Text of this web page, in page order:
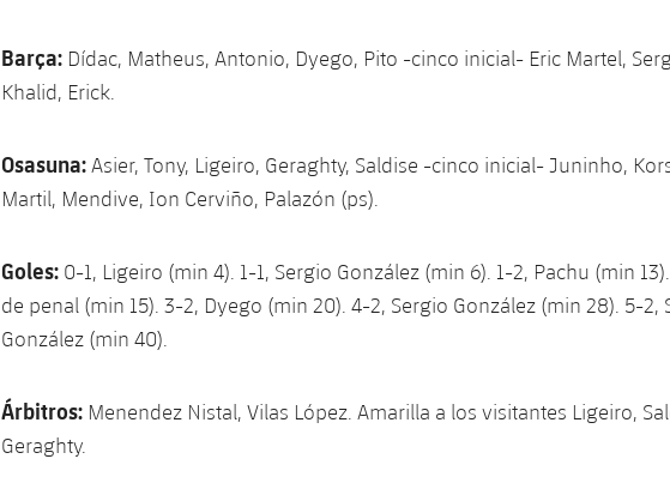
Barça: Dídac, Matheus, Antonio, Dyego, Pito -cinco inicial- Eric Martel,
Khalid, Erick.
Osasuna:Asier, Tony, Ligeiro, Geraghty, Saldise -cinco inicial- Juninho,
Martil, Mendive, Ion Cerviño, Palazón (ps).
Goles: 0-1, Ligeiro (min 4). 1-1, Sergio González (min 6). 1-2, Pachu (min
de penal (min 15). 3-2, Dyego (min 20). 4-2, Sergio González (min 28). 5-2,
González (min 40).
Árbitros: Menendez Nistal, Vilas López. Amarilla a los visitantes Ligeiro,
Geraghty.